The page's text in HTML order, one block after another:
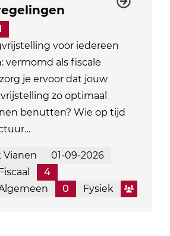
voor iedereen
vermomd als fiscale
je ervoor dat jouw
zo optimaal
benutten? Wie op tijd
Vianen
01-09-2026
4
0 Fysiek